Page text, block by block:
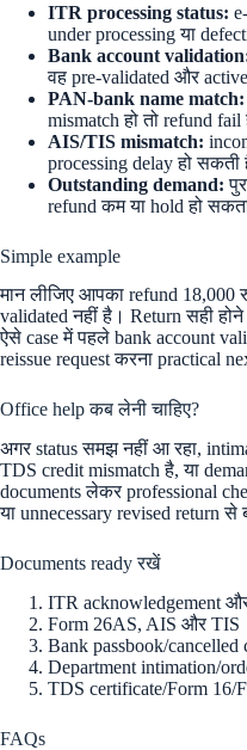
ITR processing status:
under processing या
Bank account
वह pre-validated और active
PAN-bank name match:
mismatch हो तो refund
AIS/TIS mismatch:
processing delay हो सकती
Outstanding demand:
refund कम या hold हो
Simple example
मान लीजिए आपका refund 18,000
validated नहीं है। Return सही
ऐसे case में पहले bank account
reissue request करना practical
Office help कब लेनी चाहिए?
अगर status समझ नहीं आ रहा,
TDS credit mismatch है, या
documents लेकर professional
या unnecessary revised return से
Documents ready रखें
ITR acknowledgement
Form 26AS, AIS और TIS
Bank passbook/cancelled
Department intimation/
TDS certificate/Form 16/
FAQs